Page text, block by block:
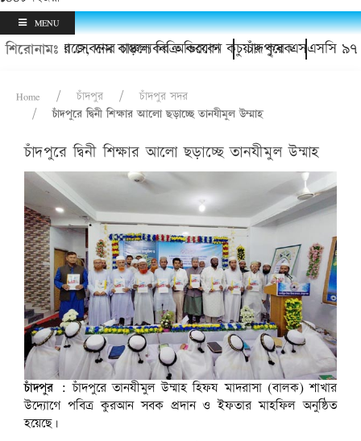
MENU
শিরোনামঃ
সেবনের চাঞ্চল্যকর অভিযোগ চাঁদপুরে এসএসসি ৯৭ ও
দাম বাড়লে বিক্রি করবেন কচুয়ার কৃষক
Home চাঁদপুর
চাঁদপুর সদর
চাঁদপুরে দ্বিনী শিক্ষার আলো ছড়াচ্ছে তানযীমুল উম্মাহ
চাঁদপুরে দ্বিনী শিক্ষার আলো ছড়াচ্ছে তানযীমুল উম্মাহ
চাঁদপুর : চাঁদপুরে তানযীমুল উম্মাহ হিফয মাদরাসা (বালক) শাখার
উদ্যোগে পবিত্র কুরআন সবক প্রদান ও ইফতার মাহফিল অনুষ্ঠিত
হয়েছে।